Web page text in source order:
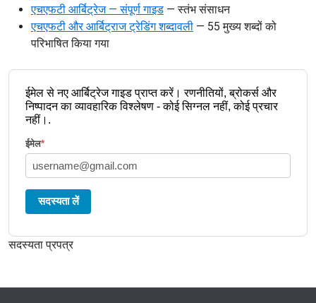
एचएफटी आर्बिट्रेज — संपूर्ण गाइड — स्तंभ संसाधन
एचएफटी और आर्बिट्राज ट्रेडिंग शब्दावली — 55 मुख्य शब्दों को
परिभाषित किया गया
ईमेल से नए आर्बिट्रेज गाइड प्राप्त करें। रणनीतियों, ब्रोकर्स और
निष्पादन का व्यावहारिक विश्लेषण - कोई सिग्नल नहीं, कोई प्रचार
नहीं।.
ईमेल*
सदस्यता लें
सदस्यता प्रपत्र